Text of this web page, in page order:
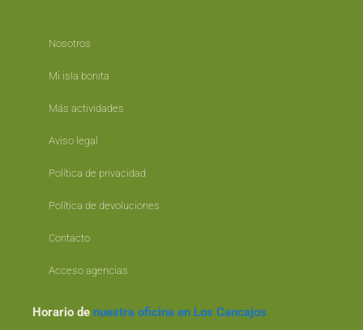
Nosotros
Mi isla bonita
Más actividades
Aviso legal
Política de privacidad
Política de devoluciones
Contacto
Acceso agencias
Horario de nuestra oficina en Los Cancajos